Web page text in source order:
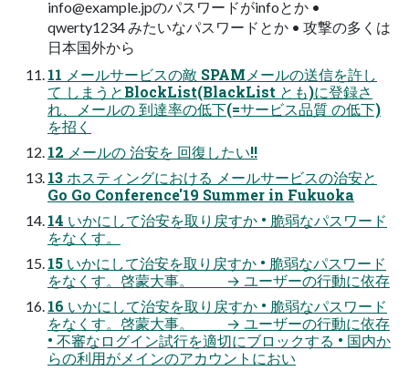
info@example.jpのパスワードがinfoとか •
qwerty1234 みたいなパスワードとか • 攻撃の多くは
日本国外から
11 メールサービスの敵 SPAMメールの送信を許し
て しまうとBlockList(BlackList とも)に登録さ
れ、メールの 到達率の低下(=サービス品質 の低下)
を招く
12 メールの 治安を 回復したい!!
13 ホスティングにおける メールサービスの治安と
Go Go Conference'19 Summer in Fukuoka
14 いかにして治安を取り戻すか • 脆弱なパスワード
をなくす。
15 いかにして治安を取り戻すか • 脆弱なパスワード
をなくす。啓蒙大事。 → ユーザーの行動に依存
16 いかにして治安を取り戻すか • 脆弱なパスワード
をなくす。啓蒙大事。 → ユーザーの行動に依存
• 不審なログイン試行を適切にブロックする • 国内か
らの利用がメインのアカウントにおい